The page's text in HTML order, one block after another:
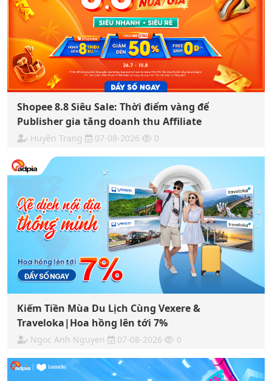
Shopee 8.8 Siêu Sale: Thời điểm vàng để
Publisher gia tăng doanh thu Affiliate
Huyền Trang 07-08-2026 0
Kiếm Tiền Mùa Du Lịch Cùng Vexere &
Traveloka|Hoa hồng lên tới 7%
Ngoc Anh Nguyen 07-08-2026 0